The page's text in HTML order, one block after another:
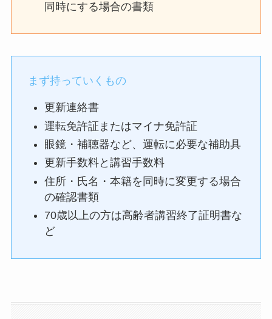
同時にする場合の書類
まず持っていくもの
更新連絡書
運転免許証またはマイナ免許証
眼鏡・補聴器など、運転に必要な補助具
更新手数料と講習手数料
住所・氏名・本籍を同時に変更する場合
の確認書類
70歳以上の方は高齢者講習終了証明書な
ど